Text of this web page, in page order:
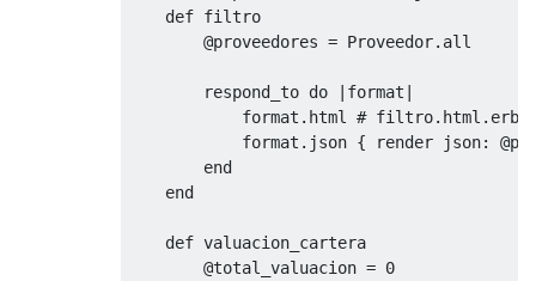
def filtro
@proveedores = Proveedor. all
        respond_to
do | format |
            format
. html # filtro.html.erb
            format
. json { render json:
end
end
def valuacion_cartera
@total_valuacion = 0